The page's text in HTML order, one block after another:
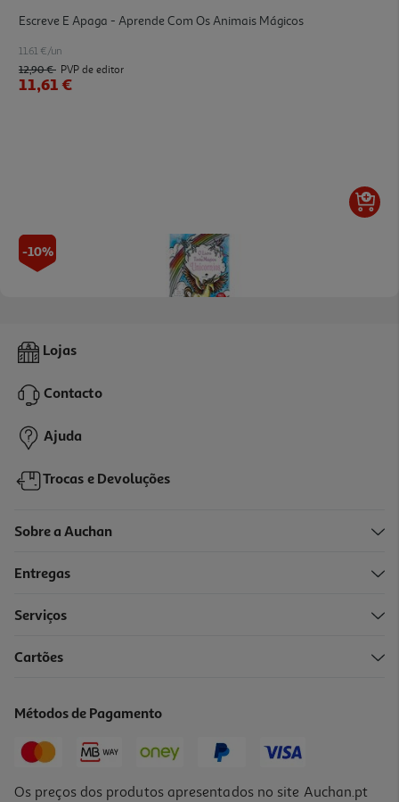
Escreve E Apaga - Aprende Com Os Animais Mágicos
11.61 €/un
12,90 € PVP de editor
11,61 €
-10%
Livro O Livro Da Tinta Mágica - Unicórnios
12,90 € PVP de editor
11,61 €
-10%
13,99 € PVP de editor
Lojas
Contacto
Ajuda
Trocas e Devoluções
Sobre a Auchan
Entregas
Serviços
Cartões
Métodos de Pagamento
Os preços dos produtos apresentados no site Auchan.pt